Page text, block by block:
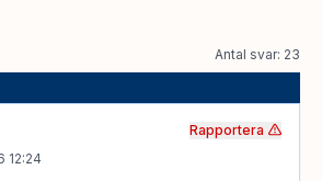
Antal svar: 23
12:24
Rapportera